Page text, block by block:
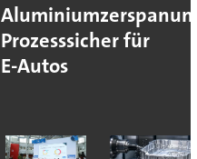
Prozesssicher für
E-Autos